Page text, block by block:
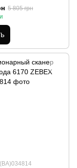
5 805 грн